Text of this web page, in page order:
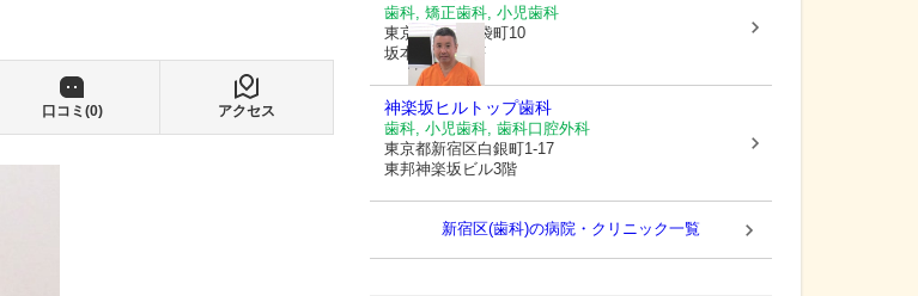
口コミ(0) アクセス
歯科, 矯正歯科, 小児歯科
東京都新宿区
袋町10
坂本DCビル2F
神楽坂ヒルトップ歯科
歯科, 小児歯科, 歯科口腔外科
東京都新宿区白銀町1-17
東邦神楽坂ビル3階
新宿区(歯科)の病院・クリニック一覧